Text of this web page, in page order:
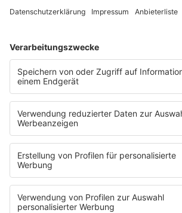
Jetzt anmelden!
STARTSEITE
SERVICE
Kontakt
Newsletter